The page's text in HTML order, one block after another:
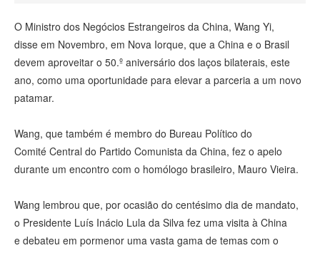
O Ministro dos Negócios Estrangeiros da China, Wang Yi,
disse em Novembro, em Nova Iorque, que a China e o Brasil
devem aproveitar o 50.º aniversário dos laços bilaterais, este
ano, como uma oportunidade para elevar a parceria a um novo
patamar.
Wang, que também é membro do Bureau Político do
Comité Central do Partido Comunista da China, fez o apelo
durante um encontro com o homólogo brasileiro, Mauro Vieira.
Wang lembrou que, por ocasião do centésimo dia de mandato,
o Presidente Luís Inácio Lula da Silva fez uma visita à China
e debateu em pormenor uma vasta gama de temas com o